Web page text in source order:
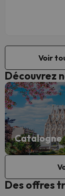
Voir
Découvrez
Catalogne
Des offres